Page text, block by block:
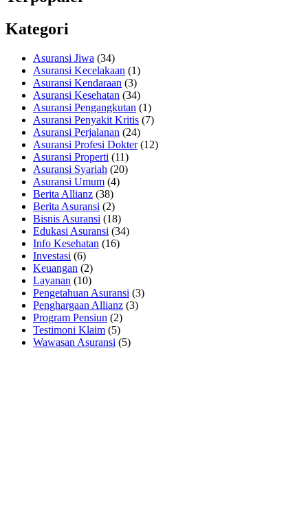
Kategori
Asuransi Jiwa (34)
Asuransi Kecelakaan (1)
Asuransi Kendaraan (3)
Asuransi Kesehatan (34)
Asuransi Pengangkutan (1)
Asuransi Penyakit Kritis (7)
Asuransi Perjalanan (24)
Asuransi Profesi Dokter(12)
Asuransi Properti (11)
Asuransi Syariah (20)
Asuransi Umum (4)
Berita Allianz (38)
Berita Asuransi (2)
Bisnis Asuransi (18)
Edukasi Asuransi (34)
Info Kesehatan (16)
Investasi (6)
Keuangan (2)
Layanan (10)
Pengetahuan Asuransi (3)
Penghargaan Allianz (3)
Program Pensiun (2)
Testimoni Klaim (5)
Wawasan Asuransi (5)